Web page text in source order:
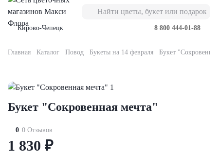
Кирово-Чепецк 8 800 444-01-88
из роз
из гвоздик
к букету
игрушки
мамы
Главная Каталог Повод Букеты на 14 февраля Букет
Букет "Сокровенная мечта"
0 0 Отзывов
1 830 ₽